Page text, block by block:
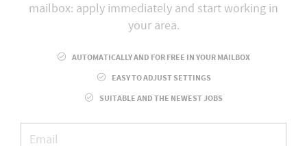
mailbox: apply immediately and start working in
your area.
AUTOMATICALLY AND FOR FREE IN YOUR MAILBOX
EASY TO ADJUST SETTINGS
SUITABLE AND THE NEWEST JOBS